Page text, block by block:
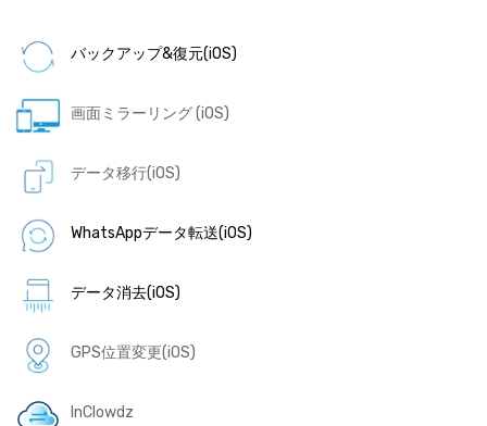
バックアップ&復元(iOS)
画面ミラーリング (iOS)
データ移行(iOS)
WhatsAppデータ転送(iOS)
データ消去(iOS)
GPS位置変更(iOS)
InClowdz